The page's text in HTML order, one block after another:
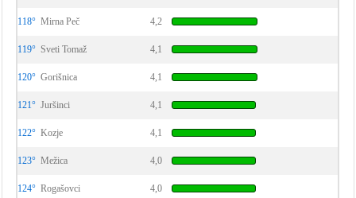
118° Mirna Peč 4,2
119° Sveti Tomaž 4,1
120° Gorišnica 4,1
121° Juršinci 4,1
122° Kozje 4,1
123° Mežica 4,0
124° Rogašovci 4,0